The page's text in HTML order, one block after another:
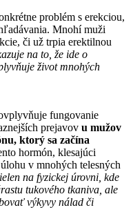
problém s erekciou,
Mnohí muži
či už trpia erektilnou
na to, že ide o
život mnohých
fungovanie
prejavov u mužov
ktorý sa začína
hormón, klesajúci
v mnohých telesných
na fyzickej úrovni, kde
tukového tkaniva, ale
výkyvy nálad či